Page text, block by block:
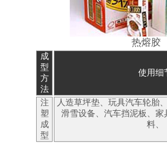
热熔胶
成
型
方
法
使用细
注
塑
成
型
人造草坪垫、玩具汽车轮胎
滑雪设备、汽车挡泥板、
料、